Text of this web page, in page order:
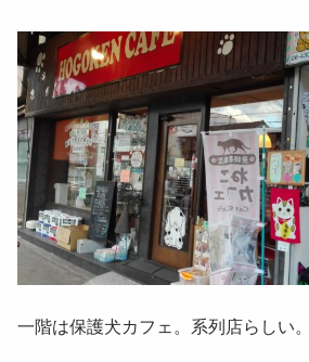
一階は保護犬カフェ。系列店らしい。